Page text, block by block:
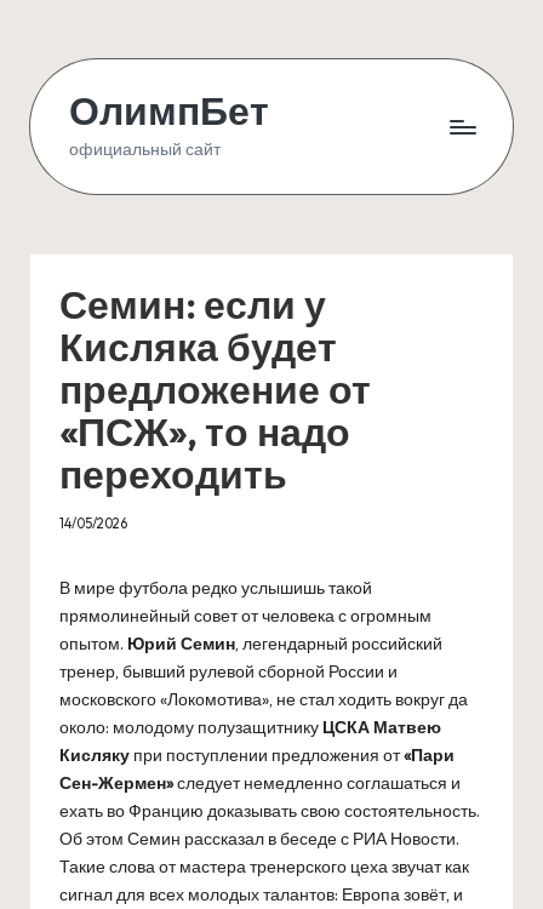
content
ОлимпБет
официальный сайт
Семин: если у
Кисляка будет
предложение от
«ПСЖ», то надо
переходить
14/05/2026
В мире футбола редко услышишь такой
прямолинейный совет от человека с огромным
опытом. Юрий Семин, легендарный российский
тренер, бывший рулевой сборной России и
московского «Локомотива», не стал ходить вокруг да
около: молодому полузащитнику ЦСКА Матвею
Кисляку при поступлении предложения от«Пари
Сен-Жермен»следует немедленно соглашаться и
ехать во Францию доказывать свою состоятельность.
Об этом Семин рассказал в беседе с РИА Новости.
Такие слова от мастера тренерского цеха звучат как
сигнал для всех молодых талантов: Европа зовёт, и